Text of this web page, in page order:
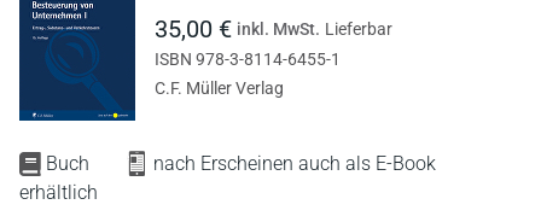
Buch
nach Erscheinen auch als E-Book
erhältlich
35,00 € inkl. MwSt. Lieferbar
ISBN 978-3-8114-6455-1
C.F. Müller Verlag